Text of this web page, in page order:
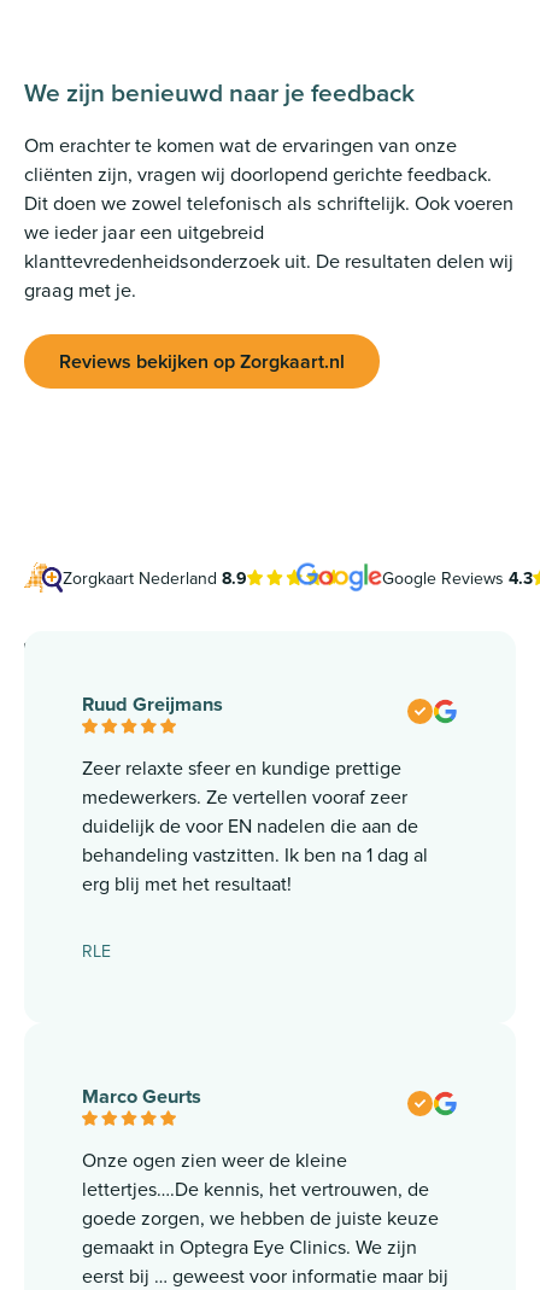
We zijn benieuwd naar je feedback
Om erachter te komen wat de ervaringen van onze
cliënten zijn, vragen wij doorlopend gerichte feedback.
Dit doen we zowel telefonisch als schriftelijk. Ook voeren
we ieder jaar een uitgebreid
klanttevredenheidsonderzoek uit. De resultaten delen wij
graag met je.
Reviews bekijken op Zorgkaart.nl
Zorgkaart Nederland8.9 Google Reviews 4.3
Ruud Greijmans
Zeer relaxte sfeer en kundige prettige
medewerkers. Ze vertellen vooraf zeer
duidelijk de voor EN nadelen die aan de
behandeling vastzitten. Ik ben na 1 dag al
erg blij met het resultaat!
RLE
Marco Geurts
Onze ogen zien weer de kleine
lettertjes….De kennis, het vertrouwen, de
goede zorgen, we hebben de juiste keuze
gemaakt in Optegra Eye Clinics. We zijn
eerst bij … geweest voor informatie maar bij